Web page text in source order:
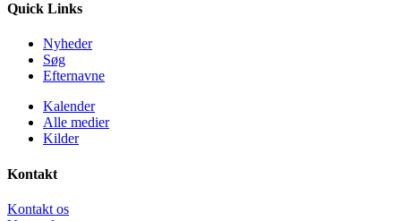
Quick Links
Nyheder
Søg
Efternavne
Kalender
Alle medier
Kilder
Kontakt
Kontakt os